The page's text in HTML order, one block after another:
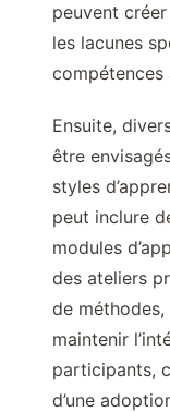
peuvent
les lacunes
compétences
Ensuite,
être
styles
peut inclure
modules
des ateliers
de méthodes,
maintenir
participants,
d’une